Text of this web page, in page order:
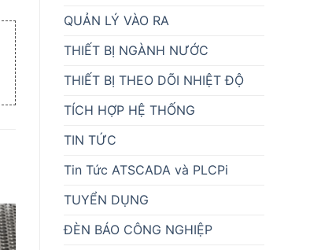
QUẢN LÝ VÀO RA
THIẾT BỊ NGÀNH NƯỚC
THIẾT BỊ THEO DÕI NHIỆT ĐỘ
TÍCH HỢP HỆ THỐNG
TIN TỨC
Tin Tức ATSCADA và PLCPi
TUYỂN DỤNG
ĐÈN BÁO CÔNG NGHIỆP